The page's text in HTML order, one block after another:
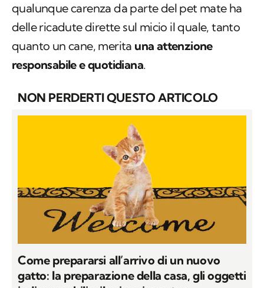
qualunque carenza da parte del pet mate ha
delle ricadute dirette sul micio il quale, tanto
quanto un cane, merita una attenzione
responsabile e quotidiana.
NON PERDERTI QUESTO ARTICOLO
Come prepararsi all’arrivo di un nuovo
gatto: la preparazione della casa, gli oggetti